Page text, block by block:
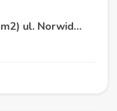
Działka Rekreacyjna (300 m2) ul. Norwida ALTANKA (Kluczbork)